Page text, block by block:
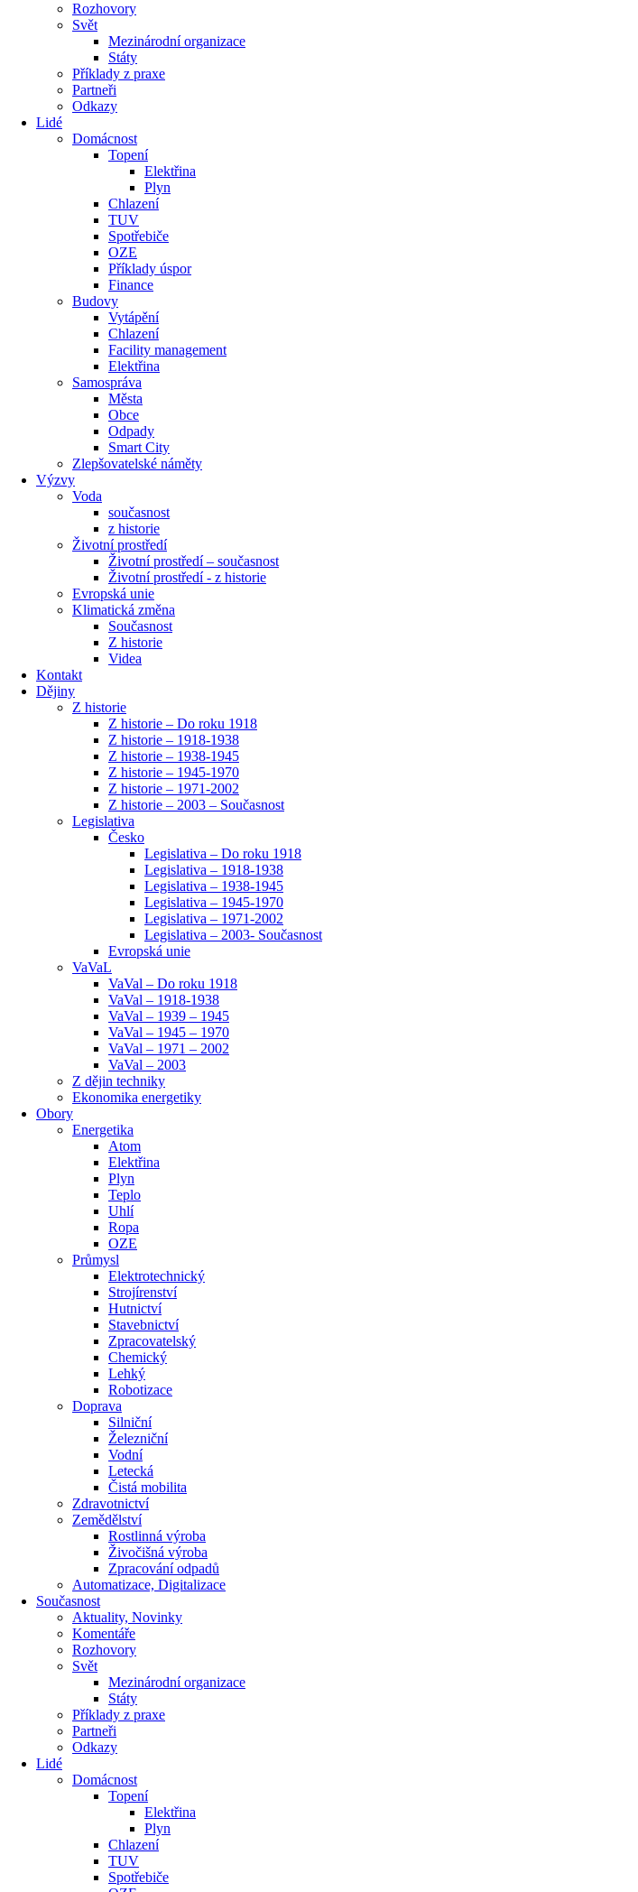
Rozhovory
Svět
Mezinárodní organizace
Státy
Příklady z praxe
Partneři
Odkazy
Lidé
Domácnost
Topení
Elektřina
Plyn
Chlazení
TUV
Spotřebiče
OZE
Příklady úspor
Finance
Budovy
Vytápění
Chlazení
Facility management
Elektřina
Samospráva
Města
Obce
Odpady
Smart City
Zlepšovatelské náměty
Výzvy
Voda
současnost
z historie
Životní prostředí
Životní prostředí – současnost
Životní prostředí ​- z historie
Evropská unie
Klimatická změna
Současnost
Z historie
Videa
Kontakt
Dějiny
Z historie
Z historie – Do roku 1918
Z historie – 1918-1938
Z historie – 1938-1945
Z historie – 1945-1970
Z historie – 1971-2002
Z historie – 2003 – Současnost
Legislativa
Česko
Legislativa – Do roku 1918
Legislativa – 1918-1938
Legislativa – 1938-1945
Legislativa – 1945-1970
Legislativa – 1971-2002
Legislativa – 2003- Současnost
Evropská unie
VaVaL
VaVal – Do roku 1918
VaVal – 1918-1938
VaVal – 1939 – 1945
VaVal – 1945 – 1970
VaVal – 1971 – 2002
VaVal – 2003
Z dějin techniky
Ekonomika energetiky
Obory
Energetika
Atom
Elektřina
Plyn
Teplo
Uhlí
Ropa
OZE
Průmysl
Elektrotechnický
Strojírenství
Hutnictví
Stavebnictví
Zpracovatelský
Chemický
Lehký
Robotizace
Doprava
Silniční
Železniční
Vodní
Letecká
Čistá mobilita
Zdravotnictví
Zemědělství
Rostlinná výroba
Živočišná výroba
Zpracování odpadů
Automatizace, Digitalizace
Současnost
Aktuality, Novinky
Komentáře
Rozhovory
Svět
Mezinárodní organizace
Státy
Příklady z praxe
Partneři
Odkazy
Lidé
Domácnost
Topení
Elektřina
Plyn
Chlazení
TUV
Spotřebiče